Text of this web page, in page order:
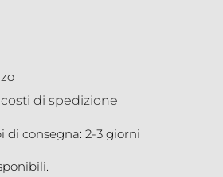
costi di spedizione
di consegna: 2-3 giorni